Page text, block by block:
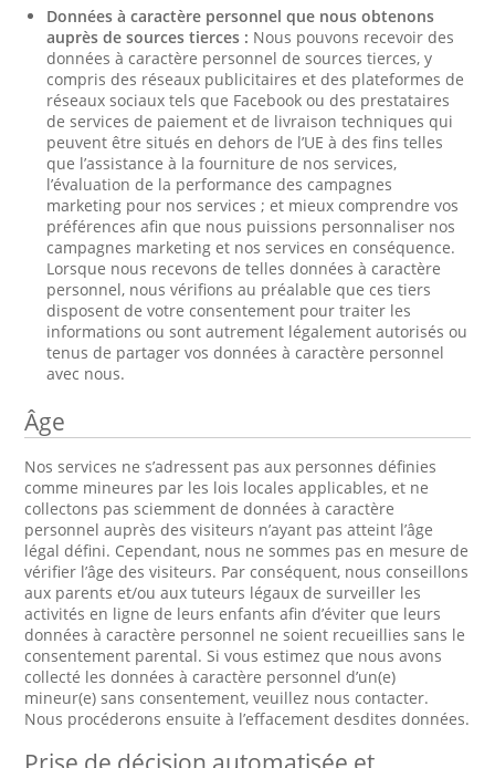
Données à caractère personnel que nous obtenons
auprès de sources tierces : Nous pouvons recevoir des
données à caractère personnel de sources tierces, y
compris des réseaux publicitaires et des plateformes de
réseaux sociaux tels que Facebook ou des prestataires
de services de paiement et de livraison techniques qui
peuvent être situés en dehors de l’UE à des fins telles
que l’assistance à la fourniture de nos services,
l’évaluation de la performance des campagnes
marketing pour nos services ; et mieux comprendre vos
préférences afin que nous puissions personnaliser nos
campagnes marketing et nos services en conséquence.
Lorsque nous recevons de telles données à caractère
personnel, nous vérifions au préalable que ces tiers
disposent de votre consentement pour traiter les
informations ou sont autrement légalement autorisés ou
tenus de partager vos données à caractère personnel
avec nous.
Âge
Nos services ne s’adressent pas aux personnes définies
comme mineures par les lois locales applicables, et ne
collectons pas sciemment de données à caractère
personnel auprès des visiteurs n’ayant pas atteint l’âge
légal défini. Cependant, nous ne sommes pas en mesure de
vérifier l’âge des visiteurs. Par conséquent, nous conseillons
aux parents et/ou aux tuteurs légaux de surveiller les
activités en ligne de leurs enfants afin d’éviter que leurs
données à caractère personnel ne soient recueillies sans le
consentement parental. Si vous estimez que nous avons
collecté les données à caractère personnel d’un(e)
mineur(e) sans consentement, veuillez nous contacter.
Nous procéderons ensuite à l’effacement desdites données.